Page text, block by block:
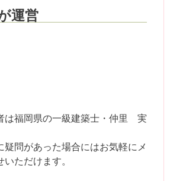
運営
は福岡県の一級建築士・仲里 実
疑問があった場合にはお気軽にメ
ただけます。